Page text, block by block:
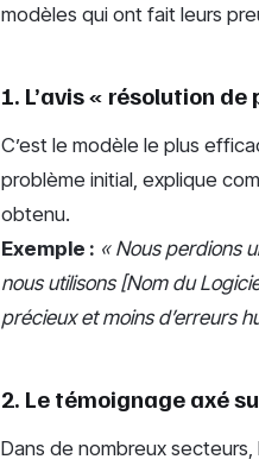
modèles qui ont fait leurs
1. L’avis « résolution de
C’est le modèle le plus
problème initial, explique
obtenu.
Exemple : « Nous perdions
nous utilisons [Nom du
précieux et moins d’erreurs
2. Le témoignage axé
Dans de nombreux